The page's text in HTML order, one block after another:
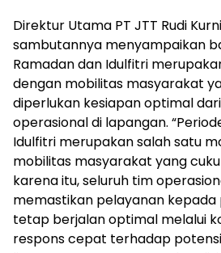
Direktur Utama PT JTT Rudi
sambutannya menyampaikan
Ramadan dan Idulfitri
dengan mobilitas masyarakat
diperlukan kesiapan optimal
operasional di lapangan.
Idulfitri merupakan salah satu
mobilitas masyarakat yang
karena itu, seluruh tim
memastikan pelayanan kepada
tetap berjalan optimal melalui
respons cepat terhadap